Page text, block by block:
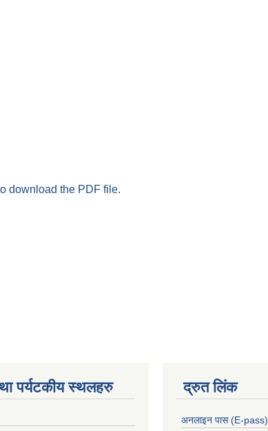
download the PDF file.
पर्यटकीय स्थलहरु द्रुत लिंक
अनलाइन पास (E-pass)